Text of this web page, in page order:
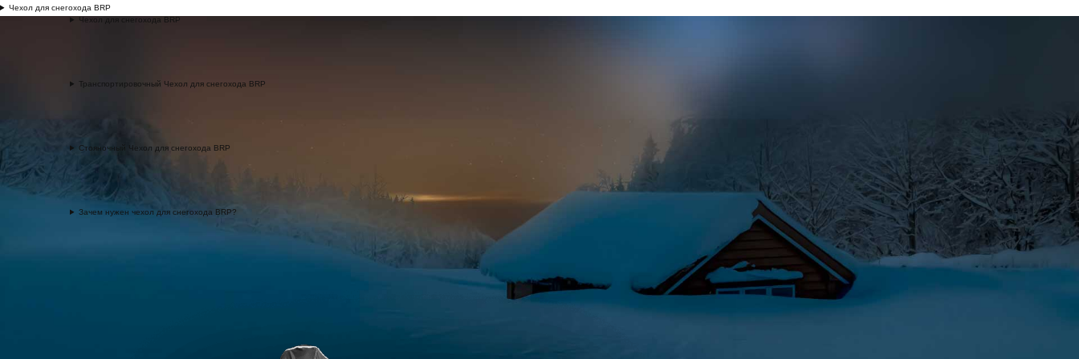
Чехол для снегохода BRP
Чехол для снегохода BRP
Транспортировочный Чехол для снегохода BRP
Стояночный Чехол для снегохода BRP
Зачем нужен чехол для снегохода BRP?